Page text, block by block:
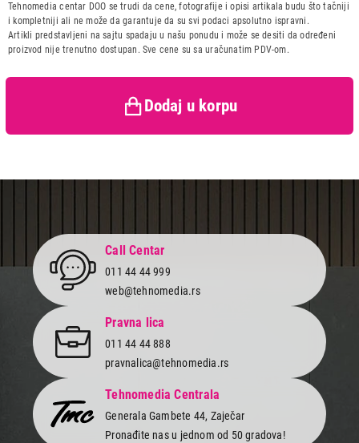
Naziv i vrsta robe:
KABL IT/AV
Uvoznik:
Repro Market d.o.o.
Zemlja porekla:
Kina
Prava potrošača:
Zagarantovana sva prava
zaštiti potrošača
Tehnomedia centar DOO se trudi da cene, fotografije i opisi artikala budu što tačniji
i kompletniji ali ne može da garantuje da su svi podaci apsolutno ispravni.
Artikli predstavljeni na sajtu spadaju u našu ponudu i može se desiti da određeni
proizvod nije trenutno dostupan. Sve cene su sa uračunatim PDV-om.
Dodaj u korpu
KABLOVI IT/AV
HAMA 201461-mrezni cat5e patch UTP
Proizvod je dodat u korpu.
Ukupno u korpi:0,00
Nastavi kupovinu
Završi kupovinu
Call Centar
011 44 44 999
web@tehnomedia.rs
Pravna lica
011 44 44 888
pravnalica@tehnomedia.rs
Tehnomedia Centrala
Generala Gambete 44, Zaječar
Pronađite nas u jednom od 50 gradova!